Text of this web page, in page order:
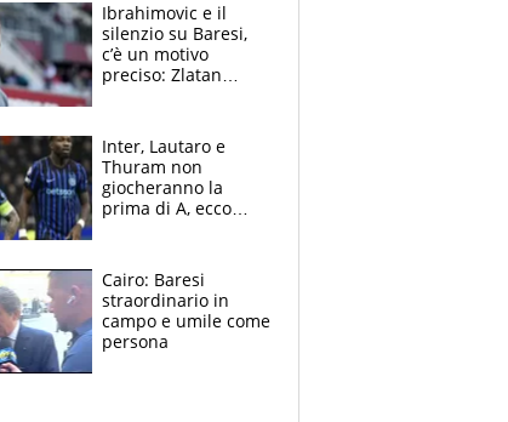
Ibrahimovic e il
silenzio su Baresi,
c’è un motivo
preciso: Zlatan
e dalla morte di
Raiola
Inter, Lautaro e
Thuram non
giocheranno la
prima di A, ecco
Esposito ma la
garanzia è Stankovic
Cairo: Baresi
straordinario in
campo e umile come
persona